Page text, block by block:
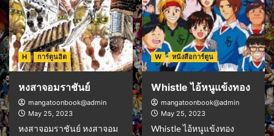
H การ์ตูนฮิต
หงสาจอมราชันย์
mangatoonbook@admin
May 25, 2023
หงสาจอมราชันย์ หงสาจอม
W หนังสือการ์ตูน
Whistle ไอ้หนูแข้งทอง
mangatoonbook@admin
May 25, 2023
Whistle ไอ้หนูแข้งทอง